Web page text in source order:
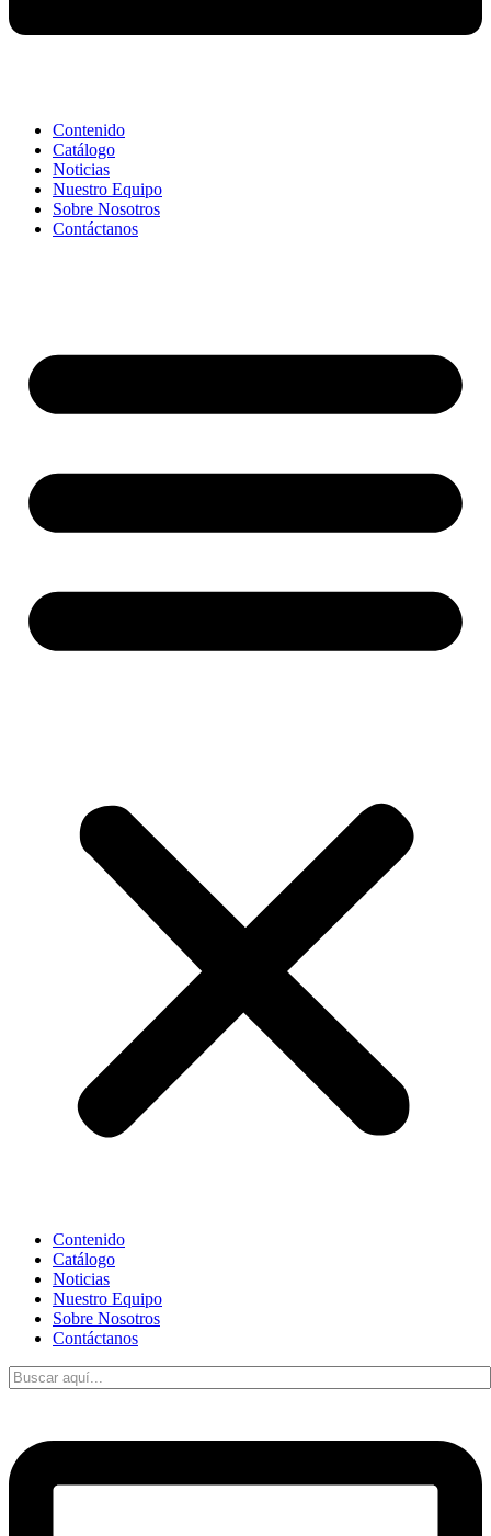
Contenido
Catálogo
Noticias
Nuestro Equipo
Sobre Nosotros
Contáctanos
Contenido
Catálogo
Noticias
Nuestro Equipo
Sobre Nosotros
Contáctanos